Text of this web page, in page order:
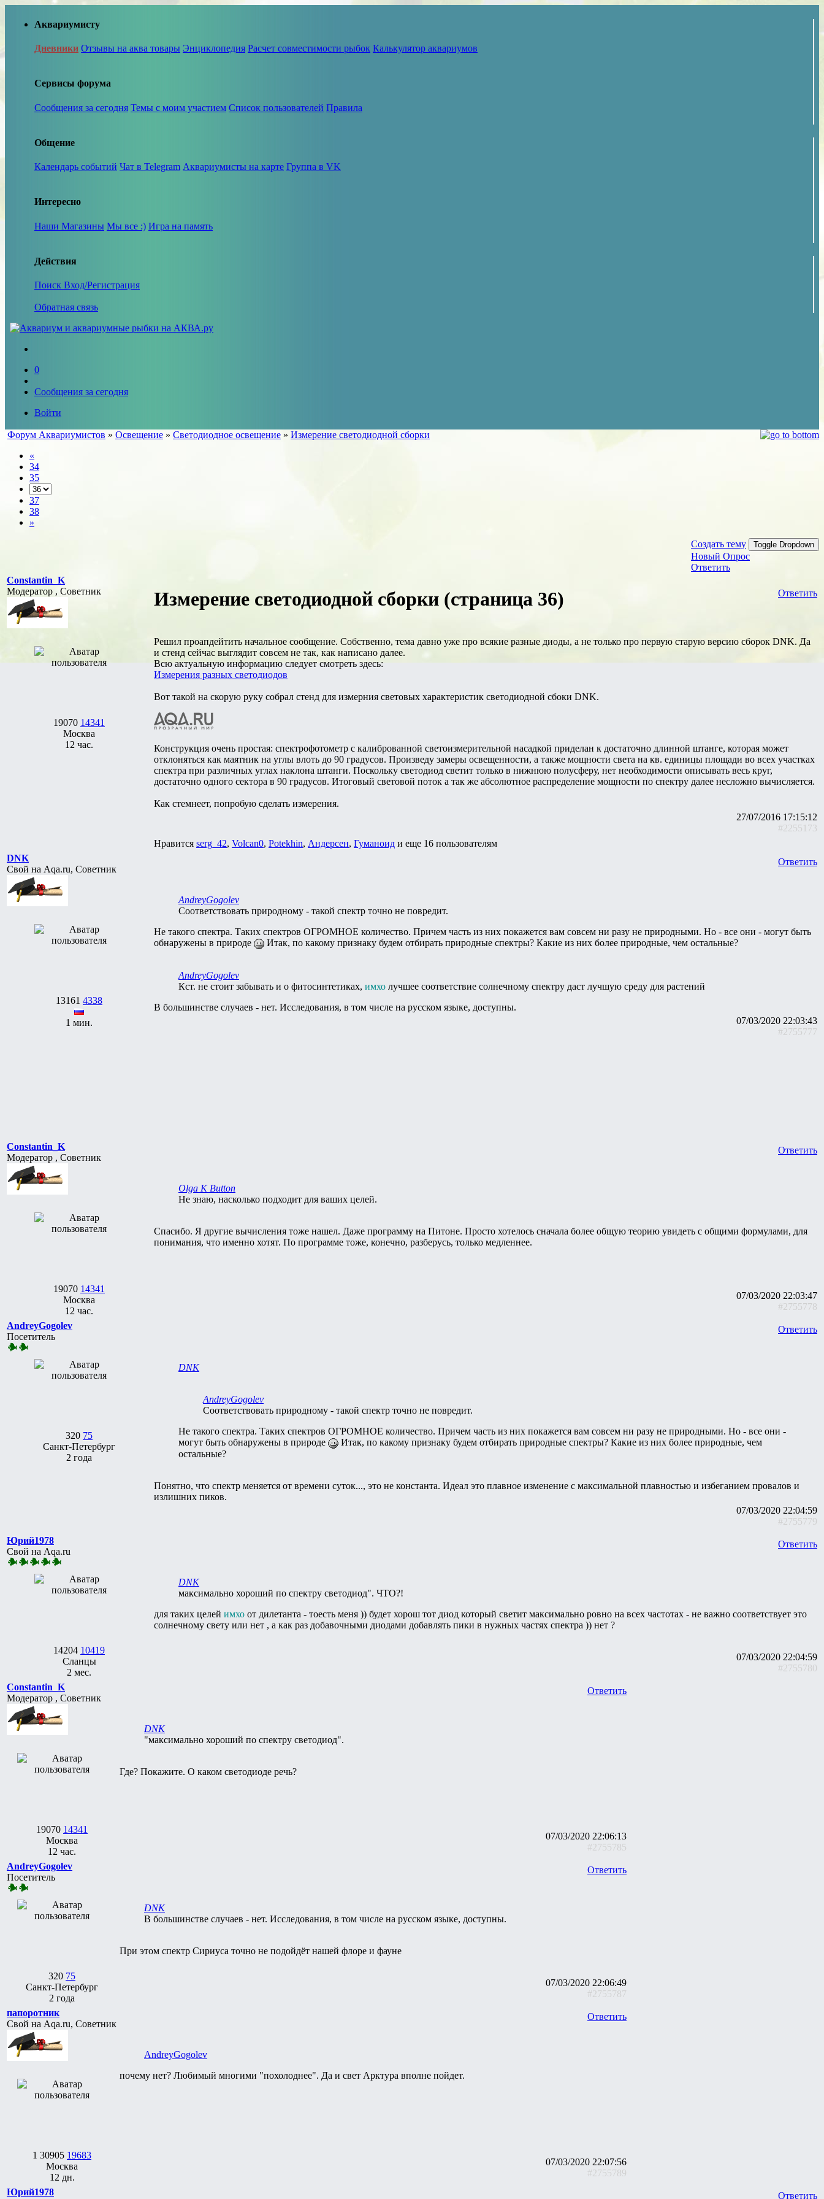
Аквариумисту
Дневники Отзывы на аква товары Энциклопедия Расчет совместимости рыбок Калькулятор аквариумов
Сервисы форума
Сообщения за сегодня Темы с моим участием Список пользователей Правила
Общение
Календарь событий Чат в Telegram Аквариумисты на карте Группа в VK
Интересно
Наши Магазины Мы все :) Игра на память
Действия
Поиск Вход/Регистрация
Обратная связь
0
Сообщения за сегодня
Войти
Форум Аквариумистов » Освещение » Светодиодное освещение » Измерение светодиодной сборки
«
34
35
37
38
»
Создать тему Toggle Dropdown
Новый Опрос
Ответить
Constantin_K
Модератор , Советник
19070 14341
Москва
12 час.
Ответить
Измерение светодиодной сборки (страница 36)
Решил проапдейтить начальное сообщение. Собственно, тема давно уже про всякие разные диоды, а не только про первую старую версию сборок DNK. Да
и стенд сейчас выглядит совсем не так, как написано далее.
Всю актуальную информацию следует смотреть здесь:
Измерения разных светодиодов
Вот такой на скорую руку собрал стенд для измерния световых характеристик светодиодной сбоки DNK.
Конструкция очень простая: спектрофотометр с калиброванной светоизмерительной насадкой приделан к достаточно длинной штанге, которая может
отклоняться как маятник на углы влоть до 90 градусов. Произведу замеры освещенности, а также мощности света на кв. единицы площади во всех участках
спектра при различных углах наклона штанги. Поскольку светодиод светит только в нижнюю полусферу, нет необходимости описывать весь круг,
достаточно одного сектора в 90 градусов. Итоговый световой поток а так же абсолютное распределение мощности по спектру далее несложно вычисляется.
Как стемнеет, попробую сделать измерения.
27/07/2016 17:15:12
#2255173
Нравится serg_42, Volcan0, Potekhin, Андерсен, Гуманоид и еще 16 пользователям
DNK
Свой на Aqa.ru, Советник
13161 4338
1 мин.
Ответить
AndreyGogolev
Соответствовать природному - такой спектр точно не повредит.
Не такого спектра. Таких спектров ОГРОМНОЕ количество. Причем часть из них покажется вам совсем ни разу не природными. Но - все они - могут быть
обнаружены в природе
Итак, по какому признаку будем отбирать природные спектры? Какие из них более природные, чем остальные?
AndreyGogolev
Кст. не стоит забывать и о фитосинтетиках, имхо лучшее соответствие солнечному спектру даст лучшую среду для растений
В большинстве случаев - нет. Исследования, в том числе на русском языке, доступны.
07/03/2020 22:03:43
#2755777
Constantin_K
Модератор , Советник
19070 14341
Москва
12 час.
Ответить
Olga K Button
Не знаю, насколько подходит для ваших целей.
Спасибо. Я другие вычисления тоже нашел. Даже программу на Питоне. Просто хотелось сначала более общую теорию увидеть с общими формулами, для
понимания, что именно хотят. По программе тоже, конечно, разберусь, только медленнее.
07/03/2020 22:03:47
#2755778
AndreyGogolev
Посетитель
320 75
Санкт-Петербург
2 года
Ответить
DNK
AndreyGogolev
Соответствовать природному - такой спектр точно не повредит.
Не такого спектра. Таких спектров ОГРОМНОЕ количество. Причем часть из них покажется вам совсем ни разу не природными. Но - все они -
могут быть обнаружены в природе
Итак, по какому признаку будем отбирать природные спектры? Какие из них более природные, чем
остальные?
Понятно, что спектр меняется от времени суток..., это не константа. Идеал это плавное изменение с максимальной плавностью и избеганием провалов и
излишних пиков.
07/03/2020 22:04:59
#2755779
Юрий1978
Свой на Aqa.ru
14204 10419
Сланцы
2 мес.
Ответить
DNK
максимально хороший по спектру светодиод". ЧТО?!
для таких целей имхо от дилетанта - тоесть меня )) будет хорош тот диод который светит максимально ровно на всех частотах - не важно соответствует это
солнечному свету или нет , а как раз добавочными диодами добавлять пики в нужных частях спектра )) нет ?
07/03/2020 22:04:59
#2755780
Constantin_K
Модератор , Советник
19070 14341
Москва
12 час.
Ответить
DNK
"максимально хороший по спектру светодиод".
Где? Покажите. О каком светодиоде речь?
07/03/2020 22:06:13
#2755785
AndreyGogolev
Посетитель
320 75
Санкт-Петербург
2 года
Ответить
DNK
В большинстве случаев - нет. Исследования, в том числе на русском языке, доступны.
При этом спектр Сириуса точно не подойдёт нашей флоре и фауне
07/03/2020 22:06:49
#2755787
папоротник
Свой на Aqa.ru, Советник
1 30905 19683
Москва
12 дн.
Ответить
AndreyGogolev
почему нет? Любимый многими "похолоднее". Да и свет Арктура вполне пойдет.
07/03/2020 22:07:56
#2755789
Юрий1978
Ответить